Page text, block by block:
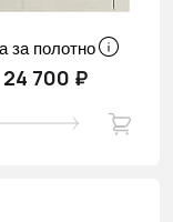
за полотно
24 700 ₽